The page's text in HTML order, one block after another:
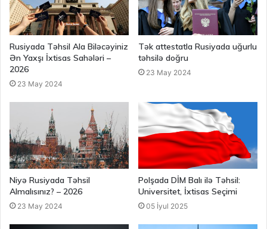
Rusiyada Təhsil Ala Biləcəyiniz
Ən Yaxşı İxtisas Sahələri –
2026
23 May 2024
Tək attestatla Rusiyada uğurlu
təhsilə doğru
23 May 2024
Niyə Rusiyada Təhsil
Almalısınız? – 2026
23 May 2024
Polşada DİM Balı ilə Təhsil:
Universitet, İxtisas Seçimi
05 İyul 2025